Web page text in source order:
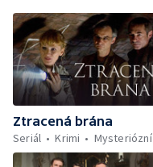
Ztracená brána
Seriál
Krimi Mysteriózní